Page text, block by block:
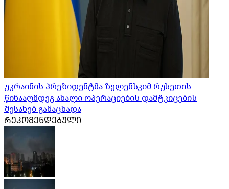
უკრაინის პრეზიდენტმა ზელენსკიმ რუსეთის
წინააღმდეგ ახალი ოპერაციების დამტკიცების
შესახებ განაცხადა
ᲠᲔᲙᲝᲛᲔᲜᲓᲔᲑᲣᲚᲘ